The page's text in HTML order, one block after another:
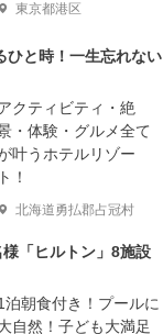
東京都港区
ひと時！一生忘れない
クティビティ・絶
・体験・グルメ全て
叶うホテルリゾー
ト！
北海道勇払郡占冠村
「ヒルトン」8施設
泊朝食付き！プールに
自然！子ども大満足